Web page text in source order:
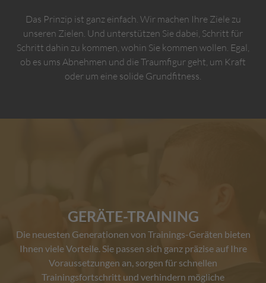
Das Prinzip ist ganz einfach. Wir machen Ihre Ziele zu
unseren Zielen. Und unterstützen Sie dabei, Schritt für
Schritt dahin zu kommen, wohin Sie kommen wollen. Egal,
ob es ums Abnehmen und die Traumfigur geht, um Kraft
oder um eine solide Grundfitness.
GERÄTE-TRAINING
Die neuesten Generationen von Trainings-Geräten bieten
Ihnen viele Vorteile. Sie passen sich ganz präzise auf Ihre
Voraussetzungen an, sorgen für schnellen
Trainingsfortschritt und verhindern mögliche